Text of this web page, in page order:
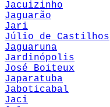
Jacuizinho
Jaguarão
Jari
Júlio de Castilhos
Jaguaruna
Jardinópolis
José Boiteux
Japaratuba
Jaboticabal
Jaci